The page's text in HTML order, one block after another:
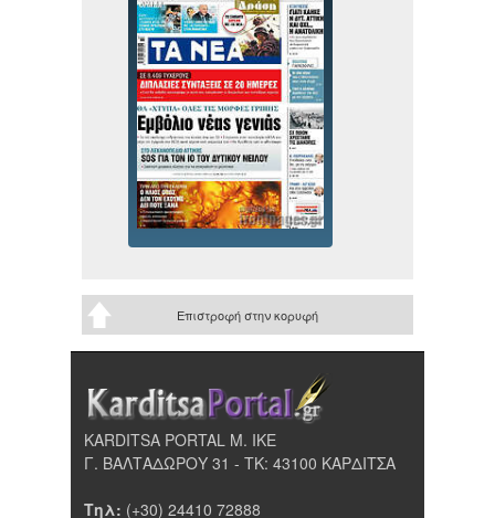
Επιστροφή στην κορυφή
KARDITSA PORTAL Μ. ΙΚΕ
Γ. ΒΑΛΤΑΔΩΡΟΥ 31 - ΤΚ: 43100 ΚΑΡΔΙΤΣΑ
Τηλ: (+30) 24410 72888